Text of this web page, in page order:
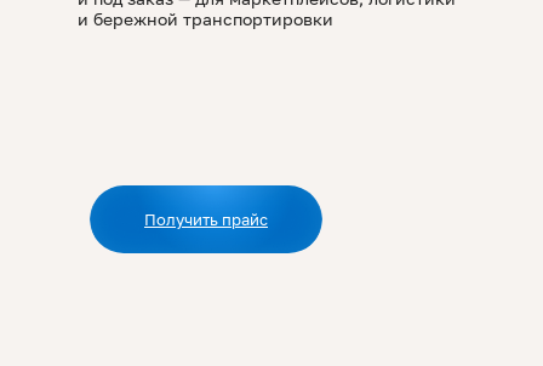
и бережной транспортировки
Получить прайс